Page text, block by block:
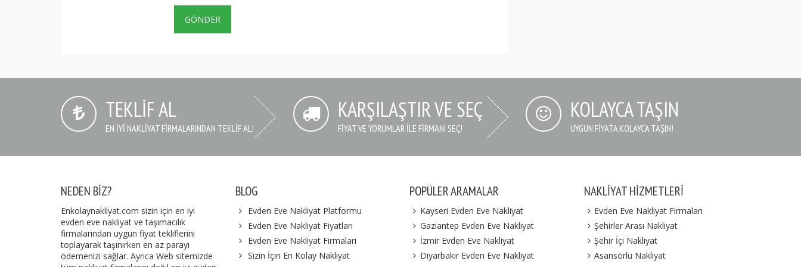
TEKLIF AL
EN IYI NAKLIYAT FIRMALARINDAN TEKLIF AL!
KARŞILAŞTIR VE SEÇ
FIYAT VE YORUMLAR İLE FIRMANI SEÇ!
KOLAYCA TAŞIN
UYGUN FIYATA KOLAYCA TAŞIN!
NEDEN BIZ?
Enkolaynakliyat.com sizin için en iyi
evden eve nakliyat ve taşımacılık
firmalarından uygun fiyat tekliflerini
toplayarak taşınırken en az parayı
ödemenizi sağlar. Ayrıca Web sitemizde
BLOG
Evden Eve Nakliyat Platformu
Evden Eve Nakliyat Fiyatları
Evden Eve Nakliyat Firmaları
Sizin İçin En Kolay Nakliyat
POPÜLER ARAMALAR
Kayseri Evden Eve Nakliyat
Gaziantep Evden Eve Nakliyat
İzmir Evden Eve Nakliyat
Diyarbakır Evden Eve Nakliyat
NAKLIYAT HIZMETLERI
Evden Eve Nakliyat Firmaları
Şehirler Arası Nakliyat
Şehir İçi Nakliyat
Asansörlü Nakliyat